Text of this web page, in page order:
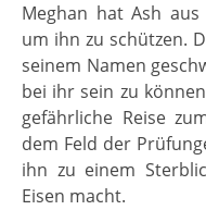
Meghan hat Ash
um ihn zu schützen.
seinem Namen
bei ihr sein zu
gefährliche Reise
dem Feld der
ihn zu einem
Eisen macht.